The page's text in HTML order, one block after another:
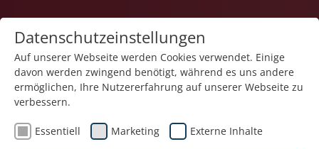
Bildung
07.02.2025
Datenschutzeinstellungen
Auf unserer Webseite werden Cookies verwendet. Einige
davon werden zwingend benötigt, während es uns andere
ermöglichen, Ihre Nutzererfahrung auf unserer Webseite zu
verbessern.
Essentiell Marketing Externe Inhalte